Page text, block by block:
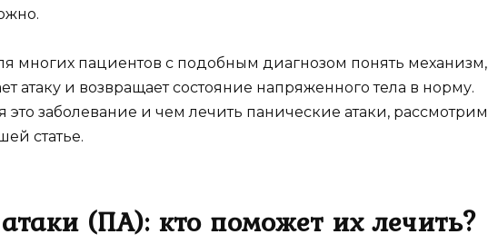
многих пациентов с подобным диагнозом понять механизм,
атаку и возвращает состояние напряженного тела в норму.
это заболевание и чем лечить панические атаки, рассмотрим
статье.
(ПА): кто поможет их лечить?